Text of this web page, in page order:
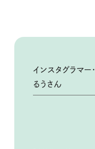
インスタグラマー・
るうさん